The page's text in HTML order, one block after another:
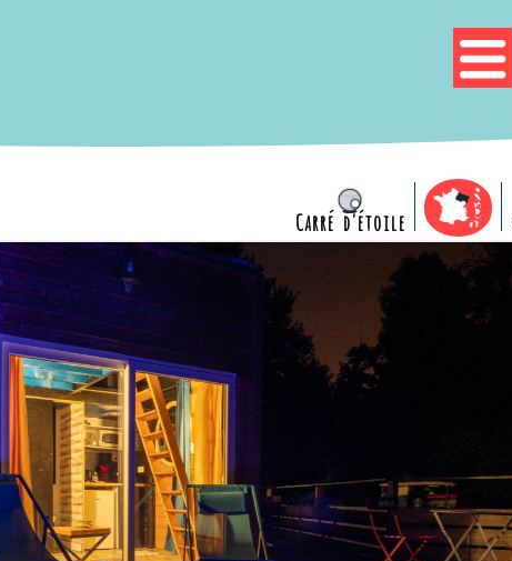
Carré d'étoile